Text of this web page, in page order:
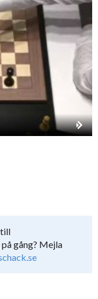
till
gång? Mejla